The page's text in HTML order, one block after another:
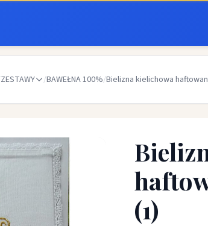
ZESTAWY /BAWEŁNA 100%/Bielizna kielichowa
(1)